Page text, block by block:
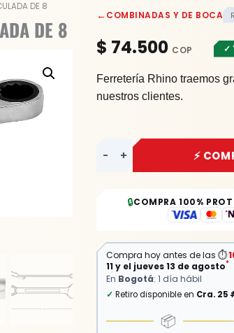
DE 8
DE 8
←COMBINADAS Y DE BOCA
$ 74.500 ✓
Ferretería Rhino traemos
nuestros clientes.
COMBINADA
TIPO
RATCHET
ARTICULADA
DE
- + ⚡
🔒COMPRA 100%
Compra hoy antes de las ⏱
11 y el jueves 13 de agosto*
En Bogotá: 1 día hábil
✓ Retiro disponible en Cra. 25
📦